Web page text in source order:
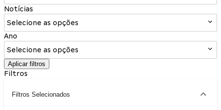
Notícias
Selecione as opções
Ano
Selecione as opções
Aplicar filtros
Filtros
Filtros Selecionados